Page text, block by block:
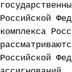
Российской
комплекса
Российской